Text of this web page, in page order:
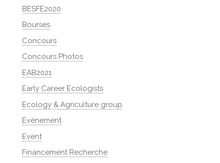
BESFE2020
Bourses
Concours
Concours Photos
EAB2021
Early Career Ecologists
Ecology & Agriculture group
Evènement
Event
Financement Recherche